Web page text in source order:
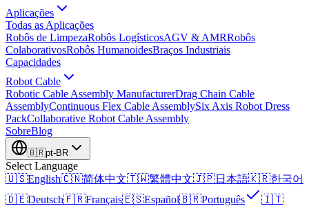
Aplicações
Todas as Aplicações
Robôs de LimpezaRobôs LogísticosAGV & AMRRobôs
ColaborativosRobôs HumanoidesBraços Industriais
Capacidades
Robot Cable
Robotic Cable Assembly ManufacturerDrag Chain Cable
AssemblyContinuous Flex Cable AssemblySix Axis Robot Dress
PackCollaborative Robot Cable Assembly
SobreBlog
🇧🇷pt-BR
Select Language
🇺🇸English🇨🇳简体中文🇹🇼繁體中文🇯🇵日本語🇰🇷한국어
🇩🇪Deutsch🇫🇷Français🇪🇸Español🇧🇷Português
🇮🇹